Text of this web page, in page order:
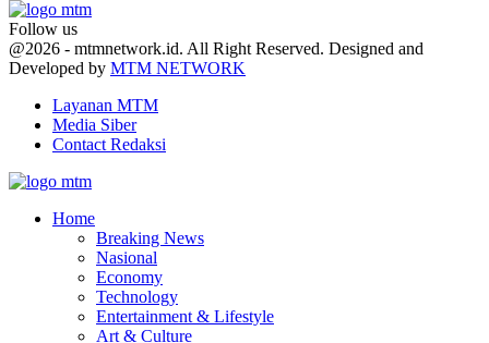
Follow us
Facebook
Twitter
Youtube
@2026 - mtmnetwork.id. All Right Reserved. Designed and
Developed by MTM NETWORK
Layanan MTM
Media Siber
Contact Redaksi
Home
Breaking News
Nasional
Economy
Technology
Entertainment & Lifestyle
Art & Culture